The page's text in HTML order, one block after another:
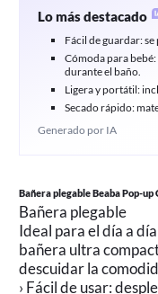
Lo más destacado
Fácil de guardar:
Cómoda para
durante el baño.
Ligera y portátil:
Secado rápido:
Generado por IA
Bañera plegable Beaba Pop-up
Bañera plegable
Ideal para el día a
bañera ultra
descuidar la
› Fácil de usar: